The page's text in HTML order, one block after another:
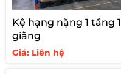
Kệ hạng nặng 1 tầng 1
giằng
Giá: Liên hệ